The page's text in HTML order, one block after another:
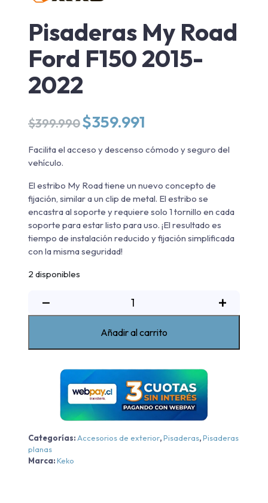
Pisaderas My Road
Ford F150 2015-
2022
$399.990 El
precio
original
$359.991
actual
Facilita el acceso y descenso cómodo y seguro del
vehículo.
El estribo My Road tiene un nuevo concepto de
fijación, similar a un clip de metal. El estribo se
encastra al soporte y requiere solo 1 tornillo en cada
soporte para estar listo para uso. ¡El resultado es
tiempo de instalación reducido y fijación simplificada
con la misma seguridad!
2 disponibles
−
2015-
2022
cantidad
+
Añadir al carrito
Categorías: Accesorios de exterior,Pisaderas,Pisaderas
planas
Marca:Keko